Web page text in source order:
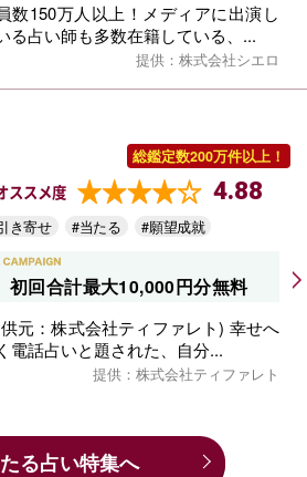
数150万人以上！メディアに出演し
る占い師も多数在籍している、...
提供：株式会社シエロ
総鑑定数200万件以上！
ススメ度 4.88
き寄せ #当たる #願望成就
初回合計最大10,000円分無料
元：株式会社ティファレト) 幸せへ
電話占いと題された、自分...
提供：株式会社ティファレト
る占い特集へ